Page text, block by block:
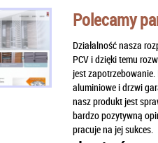
Polecamy
Działalność nasza
PCV i dzięki temu
jest
aluminiowe i drzwi
nasz produkt jest
bardzo pozytywną
pracuje na jej sukces.